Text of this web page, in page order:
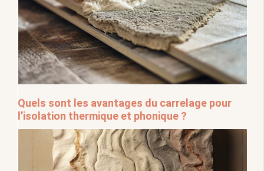
Quels sont les avantages du carrelage pour
l’isolation thermique et phonique ?